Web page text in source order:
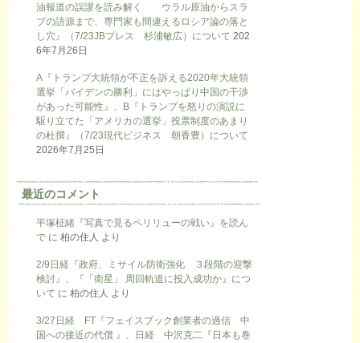
油報道の誤謬を読み解く ウラル原油からスラ
ブの語源まで、専門家も間違えるロシア論の落と
し穴』（7/23JBプレス 杉浦敏広）について 202
6年7月26日
A『トランプ大統領が不正を訴える2020年大統領
選挙「バイデンの勝利」にはやっぱり中国の干渉
があった可能性』、B『トランプを怒りの演説に
駆り立てた「アメリカの選挙」投票制度のあまり
の杜撰』（7/23現代ビジネス 朝香豊）について
2026年7月25日
最近のコメント
平塚柾緒『写真で見るペリリューの戦い』を読ん
で に 柏の住人 より
2/9日経『政府、ミサイル防衛強化 ３段階の迎撃
検討』、『「衛星」 周回軌道に投入成功か』につ
いて に 柏の住人 より
3/27日経 FT『フェイスブック創業者の過信 中
国への接近の代償 』、日経 中沢克二『日本も巻